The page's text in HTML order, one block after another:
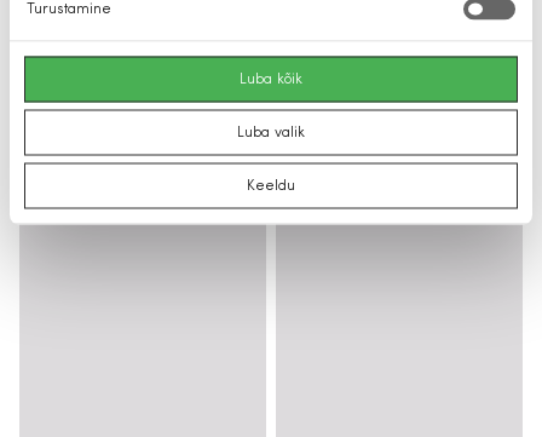
Turustamine
Luba kõik
Luba valik
Keeldu